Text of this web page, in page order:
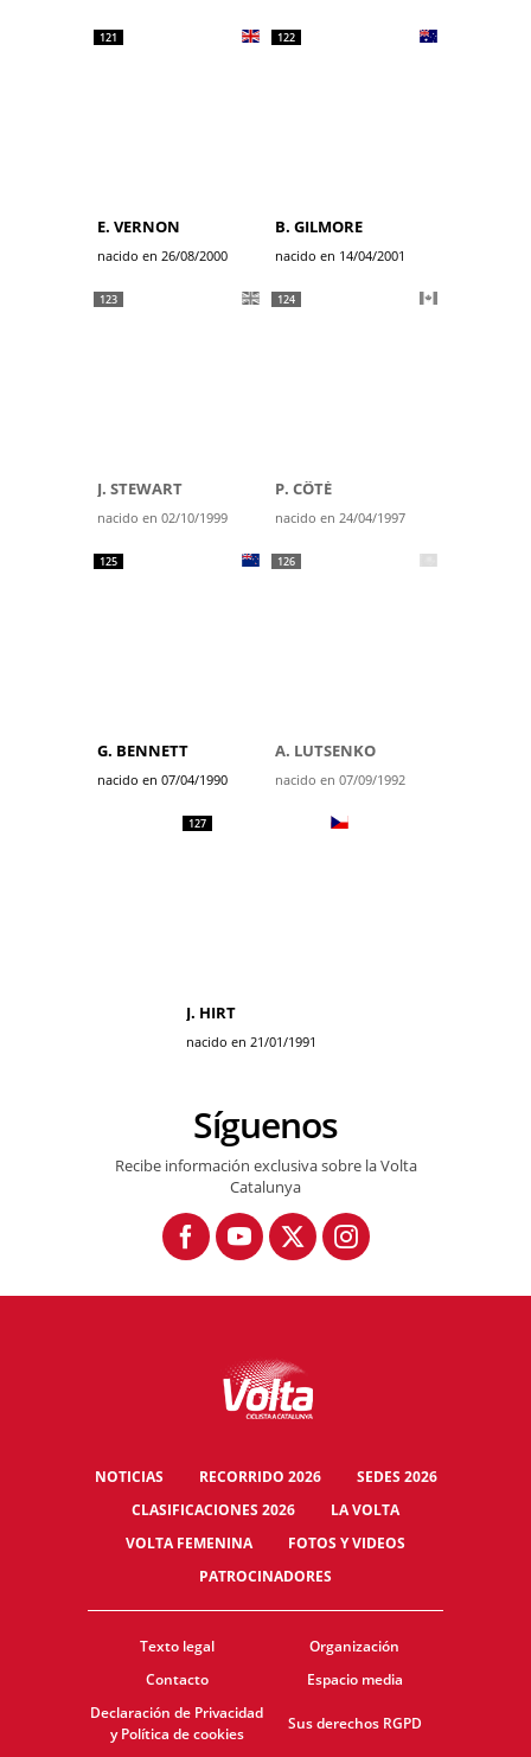
121
E. VERNON
nacido en 26/08/2000
122
B. GILMORE
nacido en 14/04/2001
123
J. STEWART
nacido en 02/10/1999
124
P. CÔTÉ
nacido en 24/04/1997
125
G. BENNETT
nacido en 07/04/1990
126
A. LUTSENKO
nacido en 07/09/1992
127
J. HIRT
nacido en 21/01/1991
Síguenos
Recibe información exclusiva sobre la Volta
Catalunya
NOTICIAS RECORRIDO 2026
SEDES 2026
CLASIFICACIONES 2026
LA VOLTA
VOLTA FEMENINA
FOTOS Y VIDEOS
PATROCINADORES
Texto legal
Organización
Contacto
Espacio media
Declaración de Privacidad
y Política de cookies
Sus derechos RGPD